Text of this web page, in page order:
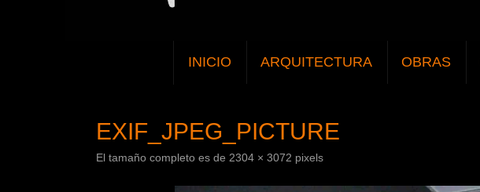
INICIO ARQUITECTURA OBRAS
EXIF_JPEG_PICTURE
El tamaño completo es de 2304 × 3072 pixels